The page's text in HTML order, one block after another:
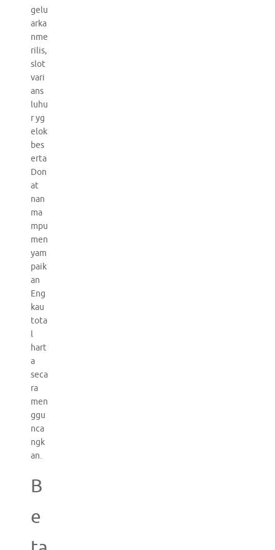
gelu
arka
nme
rilis,
slot
vari
ans
luhu
r yg
elok
bes
erta
Don
at
nan
ma
mpu
men
yam
paik
an
Eng
kau
tota
l
hart
a
seca
ra
men
ggu
nca
ngk
an.
B
e